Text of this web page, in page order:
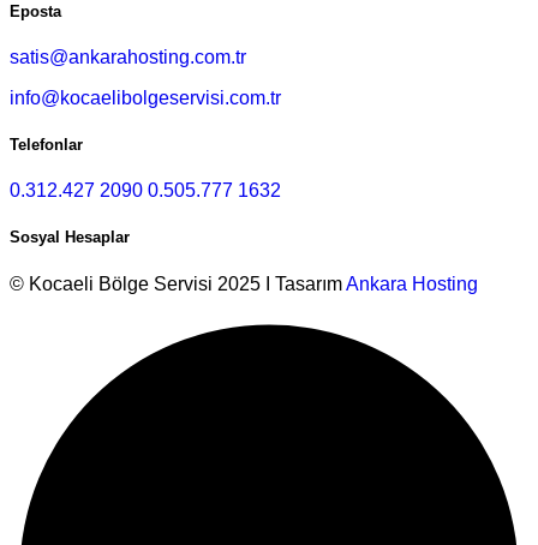
Eposta
satis@ankarahosting.com.tr
info@kocaelibolgeservisi.com.tr
Telefonlar
0.312.427 2090 0.505.777 1632
Sosyal Hesaplar
© Kocaeli Bölge Servisi 2025 I TasarımAnkara Hosting